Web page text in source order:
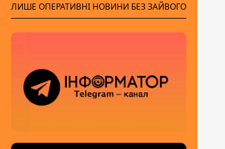
ЛИШЕ ОПЕРАТИВНІ НОВИНИ БЕЗ ЗАЙВОГО